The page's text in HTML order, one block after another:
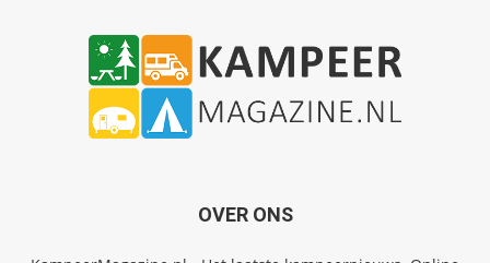
OVER ONS